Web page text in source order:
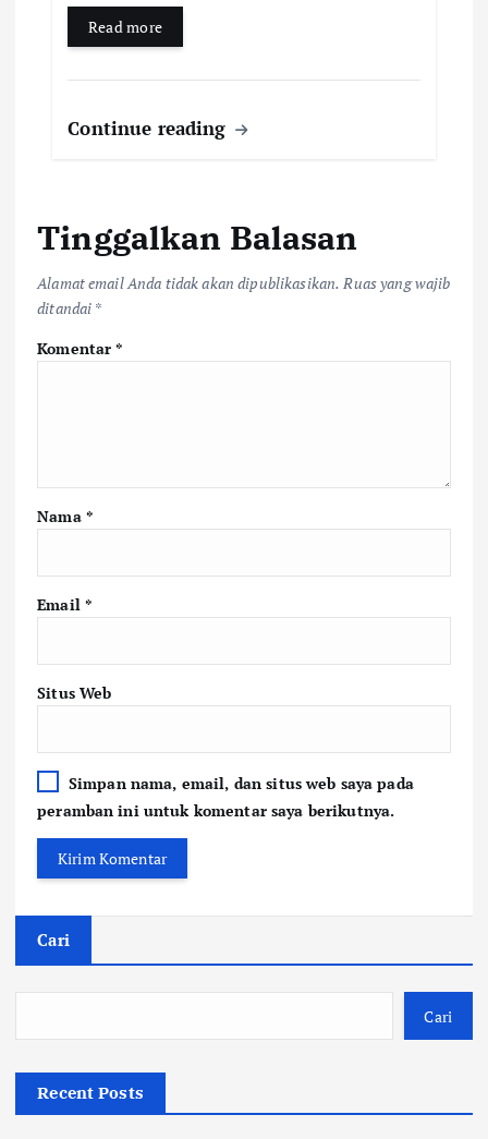
Read more
Continue reading
Tinggalkan Balasan
Alamat email Anda tidak akan dipublikasikan. Ruas yang wajib
ditandai *
Komentar*
Nama *
Email *
Situs Web
Simpan nama, email, dan situs web saya pada
peramban ini untuk komentar saya berikutnya.
Cari
Cari
Recent Posts